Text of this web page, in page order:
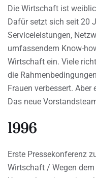
Die Wirtschaft ist
Dafür setzt sich seit 20
Serviceleistungen,
umfassendem Know-
Wirtschaft ein. Viele
die
Frauen verbessert.
Das neue
1996
Erste Pressekonferenz
Wirtschaft / Wegen